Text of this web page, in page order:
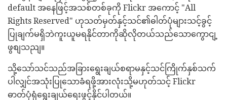
default အနေဖြင့်အသစ်တစ်ခုကို Flickr အကောင့် "All
Rights Reserved" ဟုသတ်မှတ်နှင့်သင်၏ဓါတ်ပုံများသင့်ခွင့်
ပြုချက်မရှိဘဲကူးယူမရနိုင်တာကိုဆိုလိုတယ်သည်သောကွောငျ့
ဖွစျသညျ။
သို့သော်သင်သည်အခြားရွေးချယ်စရာမနှင့်သင်ကြိုက်နှစ်သက်
ပါလျှင်အသုံးပြုသောခံရဖို့အားလုံးသို့မဟုတ်သင့် Flickr
ဓာတ်ပုံရုံရွေးချယ်ရေးဖွင့်နိုင်ပါတယ်။